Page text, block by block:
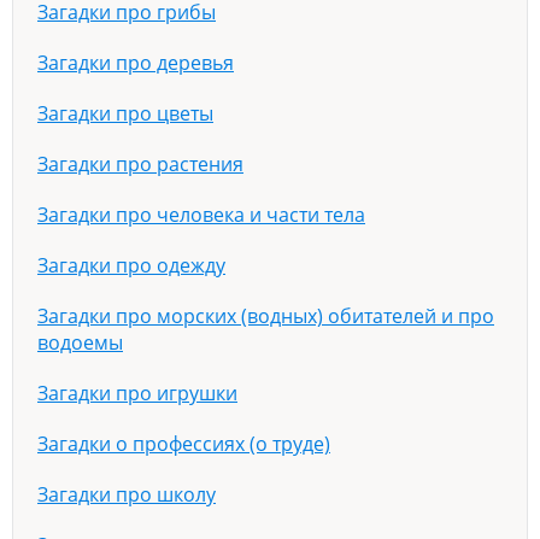
Загадки про грибы
Загадки про деревья
Загадки про цветы
Загадки про растения
Загадки про человека и части тела
Загадки про одежду
Загадки про морских (водных) обитателей и про
водоемы
Загадки про игрушки
Загадки о профессиях (о труде)
Загадки про школу